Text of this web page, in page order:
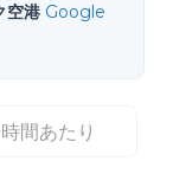
空港 Google